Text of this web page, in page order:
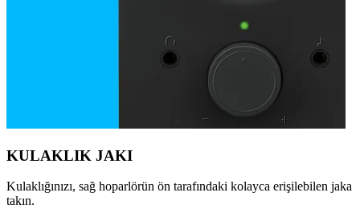
KULAKLIK JAKI
Kulaklığınızı, sağ hoparlörün ön tarafındaki kolayca erişilebilen jaka
takın.